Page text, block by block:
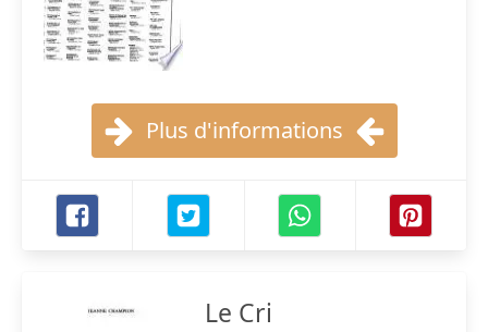
Plus d'informations
Le Cri